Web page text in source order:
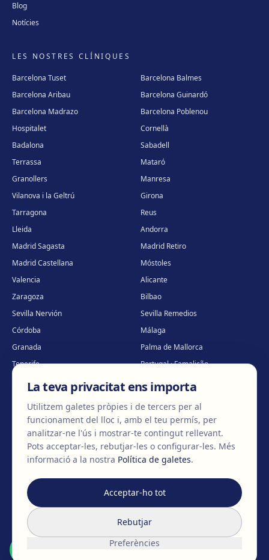
Blog
Notícies
LES NOSTRES CLÍNIQUES
Barcelona Tuset
Barcelona Balmes
Barcelona Aribau
Barcelona Guinardó
Barcelona Madrazo
Barcelona Poblenou
Hospitalet
Cornellà
Badalona
Sabadell
Terrassa
Mataró
Granollers
Manresa
Vilanova i la Geltrú
Girona
Tarragona
Reus
Lleida
Andorra
Madrid Sagasta
Madrid Retiro
Madrid Castellana
Móstoles
Valencia
Alicante
Zaragoza
Bilbao
Sevilla Nervión
Sevilla Remedios
Córdoba
Málaga
Granada
Palma de Mallorca
Tenerife
Portugal · Famalicão
Portugal · Guimarães
Clínica virtual *
2026Clínica EGOS — Cirugía plástica, estética y reparadora.
Avís legalPolítica de cookiesPolítica de privacitat
Nocanviemcossos,
canviemvides.
La teva privacitat ens importa
Utilitzem galetes pròpies i de tercers per al
funcionament del lloc i, amb el teu permís, per
analitzar-ne l'ús i mostrar-te contingut rellevant.
Pots acceptar-les, rebutjar-les o configurar-les. Més
informació a la nostra Política de galetes.
Acceptar-ho tot
Rebutjar
Preferències